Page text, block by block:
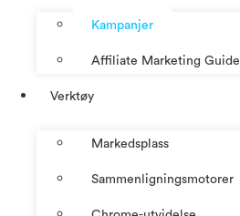
Kampanjer
Affiliate Marketing Guide
Verktøy
Markedsplass
Sammenligningsmotorer